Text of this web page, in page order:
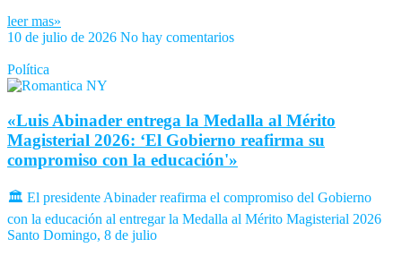
leer mas»
10 de julio de 2026 No hay comentarios
Política
«Luis Abinader entrega la Medalla al Mérito
Magisterial 2026: ‘El Gobierno reafirma su
compromiso con la educación'»
🏛️ El presidente Abinader reafirma el compromiso del Gobierno
con la educación al entregar la Medalla al Mérito Magisterial 2026
Santo Domingo, 8 de julio